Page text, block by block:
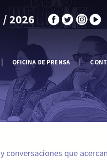
OFICINA DE PRENSA
/ 2026
conversaciones que